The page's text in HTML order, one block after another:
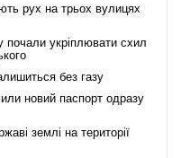
рух на трьох вулицях
почали укріплювати схил
без газу
новий паспорт одразу
землі на території